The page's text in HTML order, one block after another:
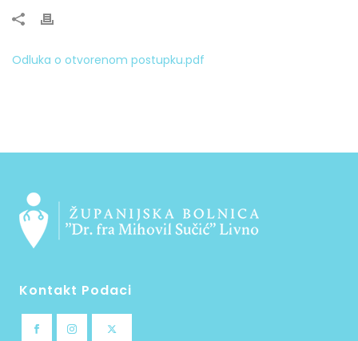
Odluka o otvorenom postupku.pdf
Kontakt Podaci